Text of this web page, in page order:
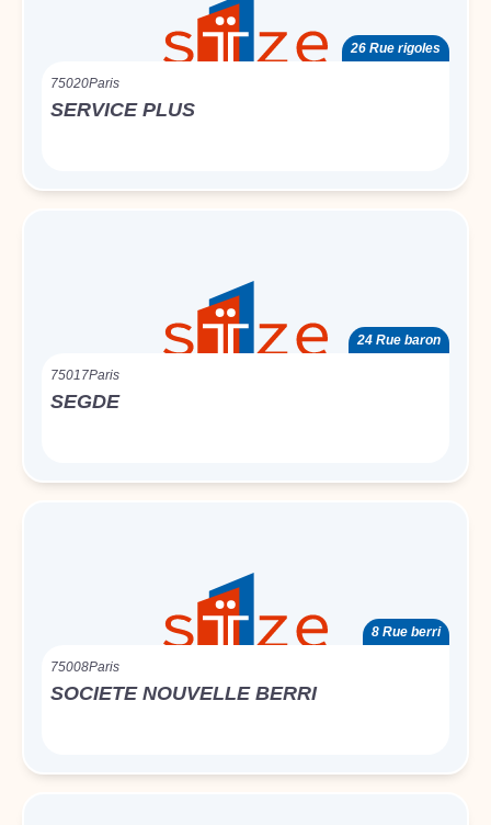
26 Rue rigoles
75020Paris
SERVICE PLUS
24 Rue baron
75017Paris
SEGDE
8 Rue berri
75008Paris
SOCIETE NOUVELLE BERRI